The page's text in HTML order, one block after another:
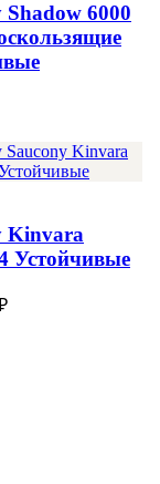
Shadow 6000
Kinvara
Устойчивые